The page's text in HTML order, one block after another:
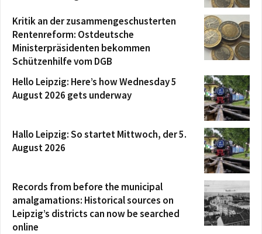
Kritik an der zusammengeschusterten
Rentenreform: Ostdeutsche
Ministerpräsidenten bekommen
Schützenhilfe vom DGB
Hello Leipzig: Here’s how Wednesday 5
August 2026 gets underway
Hallo Leipzig: So startet Mittwoch, der 5.
August 2026
Records from before the municipal
amalgamations: Historical sources on
Leipzig’s districts can now be searched
online